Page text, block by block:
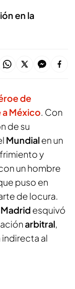
en la
de
México. Con
de su
Mundialen un
y
un hombre
puso en
de locura.
Madrid esquivó
arbitral,
indirecta al